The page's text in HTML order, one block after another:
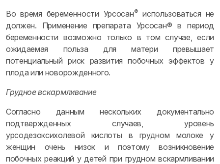
Во время беременности Урсосан® использоваться не
должен. Применение препарата Урсосан® в период
беременности возможно только в том случае, если
ожидаемая польза для матери превышает
потенциальный риск развития побочных эффектов у
плода или новорожденного.
Грудное вскармливание
Согласно данным нескольких документально
подтвержденных случаев, уровень
урсодезоксихолевой кислоты в грудном молоке у
женщин очень низок и поэтому возникновение
побочных реакций у детей при грудном вскармливании